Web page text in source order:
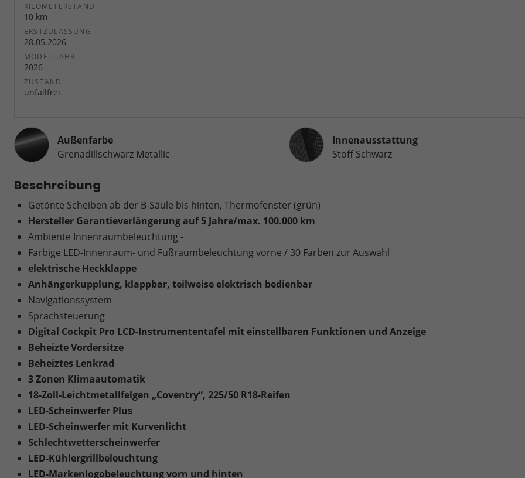
KILOMETERSTAND
10 km
ERSTZULASSUNG
28.05.2026
MODELLJAHR
2026
ZUSTAND
unfallfrei
Außenfarbe
Grenadillschwarz Metallic
InnenausstattungInnenausstattung
Stoff Schwarz
Beschreibung
Getönte Scheiben ab der B-Säule bis hinten, Thermofenster (grün)
Hersteller Garantieverlängerung auf 5 Jahre/max. 100.000 km
Ambiente Innenraumbeleuchtung -
Farbige LED-Innenraum- und Fußraumbeleuchtung vorne / 30 Farben zur Auswahl
elektrische Heckklappe
Anhängerkupplung, klappbar, teilweise elektrisch bedienbar
Navigationssystem
Sprachsteuerung
Digital Cockpit Pro LCD-Instrumententafel mit einstellbaren Funktionen und Anzeige
Beheizte Vordersitze
Beheiztes Lenkrad
3 Zonen Klimaautomatik
18-Zoll-Leichtmetallfelgen „Coventry“, 225/50 R18-Reifen
LED-Scheinwerfer Plus
LED-Scheinwerfer mit Kurvenlicht
Schlechtwetterscheinwerfer
LED-Kühlergrillbeleuchtung
LED-Markenlogobeleuchtung vorn und hinten